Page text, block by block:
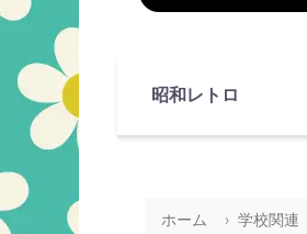
昭和レトロ
ホーム 学校関連